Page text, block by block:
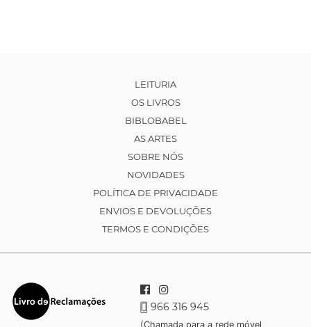
LEITURIA
OS LIVROS
BIBLOBABEL
AS ARTES
SOBRE NÓS
NOVIDADES
POLÍTICA DE PRIVACIDADE
ENVIOS E DEVOLUÇÕES
TERMOS E CONDIÇÕES
966 316 945
(Chamada para a rede móvel